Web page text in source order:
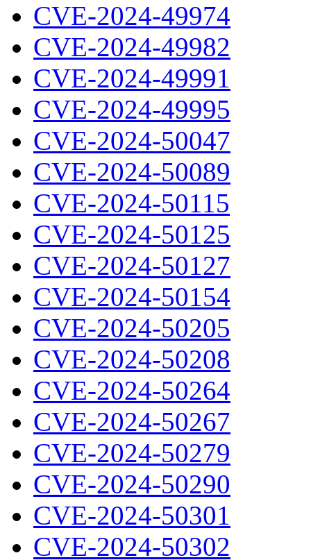
CVE-2024-49974
CVE-2024-49982
CVE-2024-49991
CVE-2024-49995
CVE-2024-50047
CVE-2024-50089
CVE-2024-50115
CVE-2024-50125
CVE-2024-50127
CVE-2024-50154
CVE-2024-50205
CVE-2024-50208
CVE-2024-50264
CVE-2024-50267
CVE-2024-50279
CVE-2024-50290
CVE-2024-50301
CVE-2024-50302